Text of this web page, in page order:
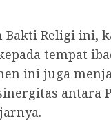
Bakti Religi
tempat
ini juga
antara